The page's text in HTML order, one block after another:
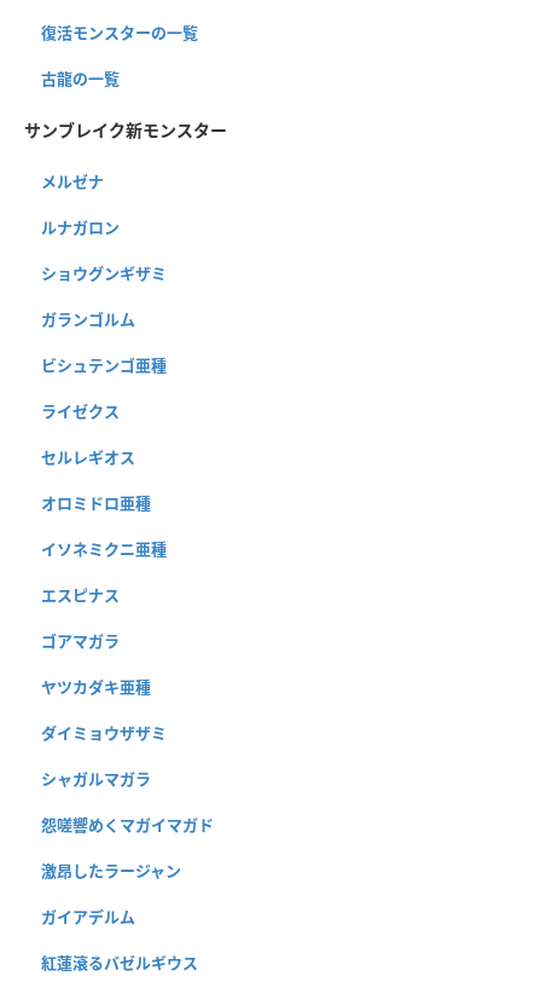
復活モンスターの一覧
古龍の一覧
サンブレイク新モンスター
メルゼナ
ルナガロン
ショウグンギザミ
ガランゴルム
ビシュテンゴ亜種
ライゼクス
セルレギオス
オロミドロ亜種
イソネミクニ亜種
エスピナス
ゴアマガラ
ヤツカダキ亜種
ダイミョウザザミ
シャガルマガラ
怨嗟響めくマガイマガド
激昂したラージャン
ガイアデルム
紅蓮滾るバゼルギウス